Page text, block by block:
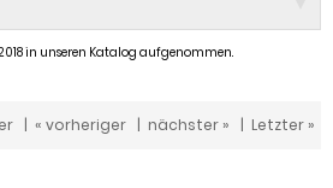
in unseren Katalog aufgenommen.
| « vorheriger | nächster » | Letzter »